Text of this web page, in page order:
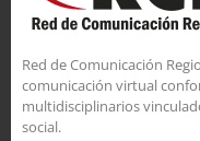
Red de Comunicación
comunicación virtual
multidisciplinarios
social.